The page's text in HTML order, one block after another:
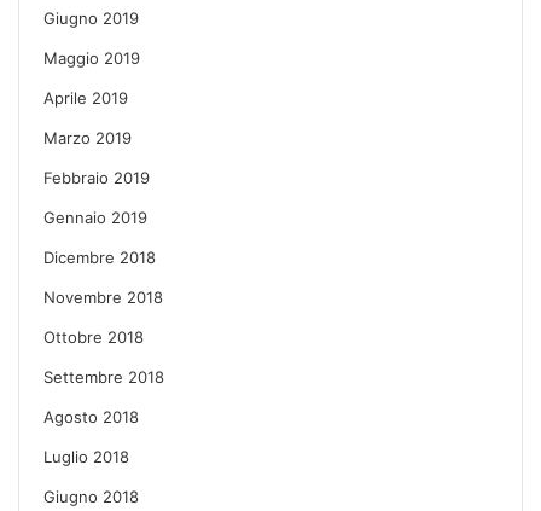
Giugno 2019
Maggio 2019
Aprile 2019
Marzo 2019
Febbraio 2019
Gennaio 2019
Dicembre 2018
Novembre 2018
Ottobre 2018
Settembre 2018
Agosto 2018
Luglio 2018
Giugno 2018